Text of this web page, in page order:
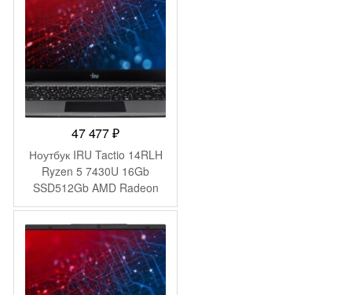
47 477₽
Ноутбук IRU Tactio 14RLH
Ryzen 5 7430U 16Gb
SSD512Gb AMD Radeon
Graphics 14″ IPS FHD
(1920×1080) FreeDOS grey
WiFi BT Cam 4000mAh
(2084813)